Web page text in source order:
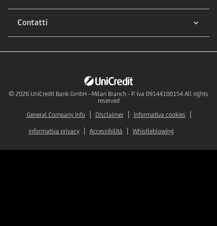
Contatti
© 2026 UniCredit Bank GmbH - Milan Branch - P. Iva 09144100154 All rights
reserved
General Company Info
Disclaimer Informativa cookies
Informativa privacy Accessibilità Whistleblowing